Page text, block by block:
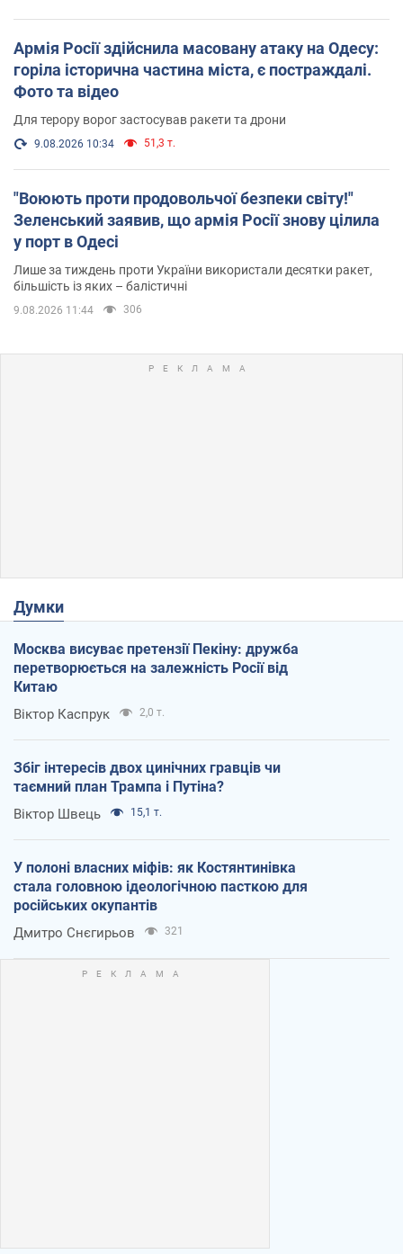
Армія Росії здійснила масовану атаку на Одесу:
горіла історична частина міста, є постраждалі.
Фото та відео
Для терору ворог застосував ракети та дрони
9.08.2026 10:34 51,3 т.
"Воюють проти продовольчої безпеки світу!"
Зеленський заявив, що армія Росії знову цілила
у порт в Одесі
Лише за тиждень проти України використали десятки ракет,
більшість із яких – балістичні
9.08.2026 11:44 306
Думки
Москва висуває претензії Пекіну: дружба
перетворюється на залежність Росії від
Китаю
Віктор Каспрук 2,0 т.
Збіг інтересів двох цинічних гравців чи
таємний план Трампа і Путіна?
Віктор Швець 15,1 т.
У полоні власних міфів: як Костянтинівка
стала головною ідеологічною пасткою для
російських окупантів
Дмитро Снєгирьов 321